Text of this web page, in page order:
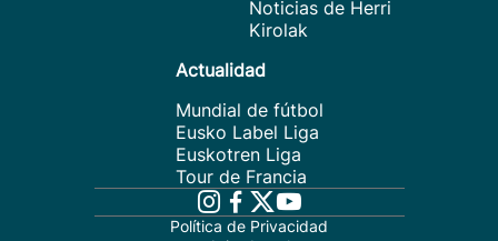
Noticias de Herri
Kirolak
Actualidad
Mundial de fútbol
Eusko Label Liga
Euskotren Liga
Tour de Francia
Política de Privacidad